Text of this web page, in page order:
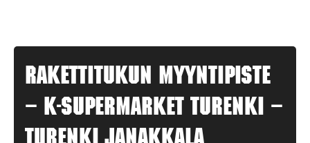
Rakettitukun myyntipiste
– K-SUPERMARKET TURENKI –